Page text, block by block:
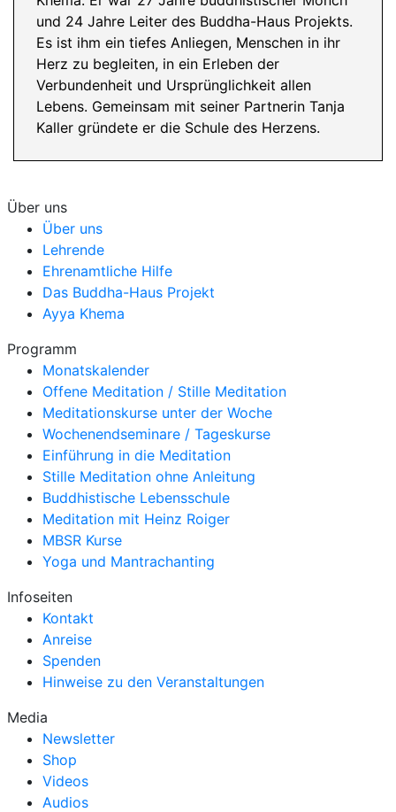
und 24 Jahre Leiter des Buddha-Haus Projekts.
Es ist ihm ein tiefes Anliegen, Menschen in ihr
Herz zu begleiten, in ein Erleben der
Verbundenheit und Ursprünglichkeit allen
Lebens. Gemeinsam mit seiner Partnerin Tanja
Kaller gründete er die Schule des Herzens.
Über uns
Über uns
Lehrende
Ehrenamtliche Hilfe
Das Buddha-Haus Projekt
Ayya Khema
Programm
Monatskalender
Offene Meditation / Stille Meditation
Meditationskurse unter der Woche
Wochenendseminare / Tageskurse
Einführung in die Meditation
Stille Meditation ohne Anleitung
Buddhistische Lebensschule
Meditation mit Heinz Roiger
MBSR Kurse
Yoga und Mantrachanting
Infoseiten
Kontakt
Anreise
Spenden
Hinweise zu den Veranstaltungen
Media
Newsletter
Shop
Videos
Audios